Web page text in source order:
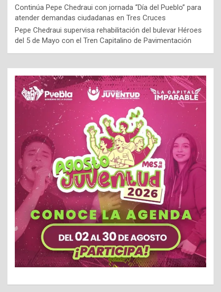
Continúa Pepe Chedraui con jornada “Día del Pueblo” para
atender demandas ciudadanas en Tres Cruces
Pepe Chedraui supervisa rehabilitación del bulevar Héroes
del 5 de Mayo con el Tren Capitalino de Pavimentación